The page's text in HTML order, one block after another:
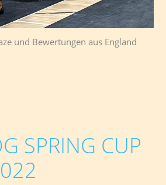
und Bewertungen aus England
SPRING CUP